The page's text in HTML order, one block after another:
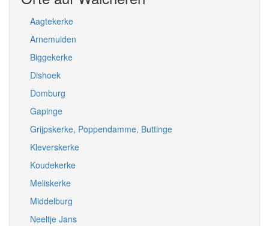
Aagtekerke
Arnemuiden
Biggekerke
Dishoek
Domburg
Gapinge
Grijpskerke, Poppendamme, Buttinge
Kleverskerke
Koudekerke
Meliskerke
Middelburg
Neeltje Jans